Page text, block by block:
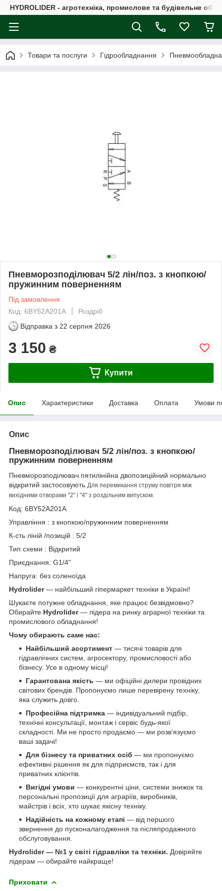
HYDROLIDER - агротехніка, промислове та будівельне
Товари та послуги Гідрообладнання
Пневморозподілювач 5/2 лін/поз. з кнопкою/
пружинним поверненням
Під замовлення
Код: 6BY52A201A
Роздріб
Відправка з 22 серпня 2026
3 150 ₴
Купити
Опис Характеристики Доставка Оплата Умови
Опис
Пневморозподілювач 5/2 лін/поз. з кнопкою/
пружинним поверненням
Пневморозподілювач пятилінійна двопозиційний нормально
відкритий застосовують Для перемикання струму повітря між
вихідними отворами "2" і "4" з роздільним випуском.
Код: 6BY52A201A
Управління : з кнопкою/пружинним поверненням
К-сть ліній /позицій : 5/2
Тип схеми : Відкритий
Приєднання: G1/4"
Напруга: без соленоїда
Hydrolider— найбільший гіпермаркет техніки в Україні!
Шукаєте потужне обладнання, яке працює безвідмовно?
Обирайте Hydrolider— лідера на ринку аграрної техніки та
промислового обладнання!
Чому обирають саме нас:
Найбільший асортимент — тисячі товарів для
гідравлічних систем, агросектору, промисловості або
бізнесу. Усе в одному місці!
Гарантована якість — ми офіційні дилери провідних
світових брендів. Пропонуємо лише перевірену техніку,
яка служить довго.
Професійна підтримка — індивідуальний підбір,
технічні консультації, монтаж і сервіс будь-якої
складності. Ми не просто продаємо — ми розв’язуємо
ваші задачі!
Для бізнесу та приватних осіб — ми пропонуємо
ефективні рішення як для підприємств, так і для
приватних клієнтів.
Вигідні умови — конкурентні ціни, системи знижок та
персональні пропозиції для аграріїв, виробників,
майстрів і всіх, хто шукає якісну техніку.
Надійність на кожному етапі — від першого
звернення до пусконалагодження та післяпродажного
обслуговування.
Hydrolider — №1 у світі гідравліки та техніки. Довіряйте
лідерам — обирайте найкраще!
Приховати